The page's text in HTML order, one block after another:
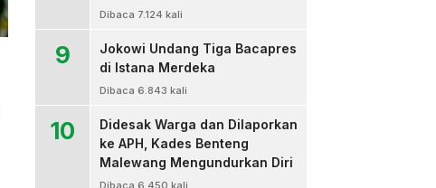
Dibaca 7.124 kali
9
Jokowi Undang Tiga Bacapres
di Istana Merdeka
Dibaca 6.843 kali
10
Didesak Warga dan Dilaporkan
ke APH, Kades Benteng
Malewang Mengundurkan Diri
Dibaca 6.450 kali